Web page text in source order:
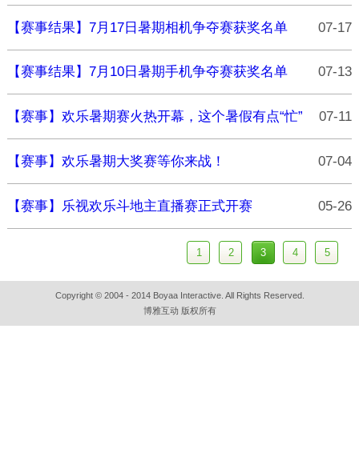
【赛事结果】7月17日暑期相机争夺赛获奖名单 07-17
【赛事结果】7月10日暑期手机争夺赛获奖名单 07-13
【赛事】欢乐暑期赛火热开幕，这个暑假有点“忙” 07-11
【赛事】欢乐暑期大奖赛等你来战！ 07-04
【赛事】乐视欢乐斗地主直播赛正式开赛 05-26
1 2 3 4 5
Copyright © 2004 - 2014 Boyaa Interactive. All Rights Reserved.
博雅互动 版权所有